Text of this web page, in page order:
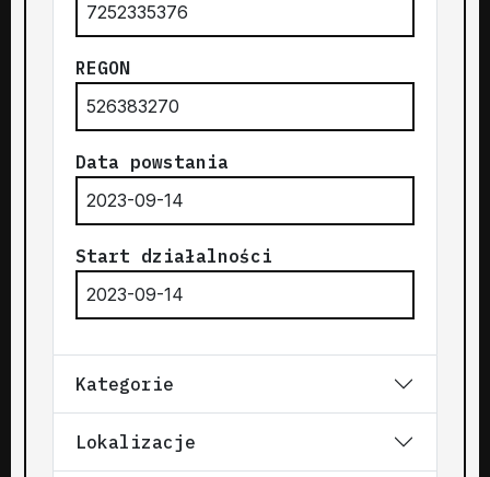
7252335376
REGON
526383270
Data powstania
2023-09-14
Start działalności
2023-09-14
Kategorie
Lokalizacje